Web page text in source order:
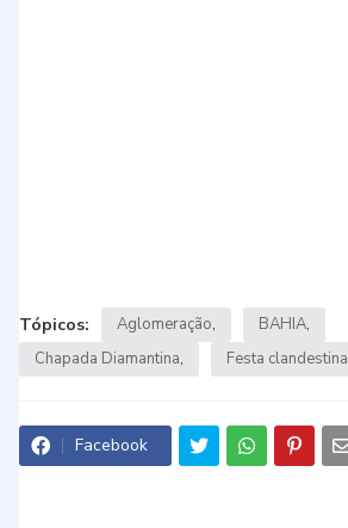
Tópicos: Aglomeração
BAHIA
Chapada Diamantina
Festa clandestina
Facebook